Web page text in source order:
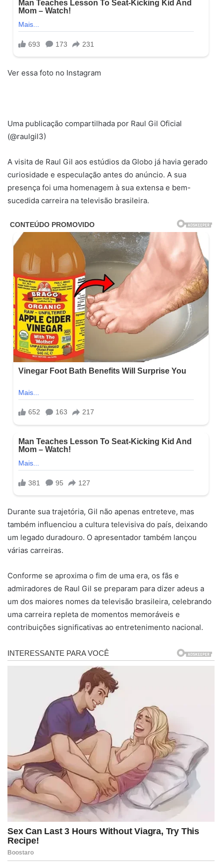
Ver essa foto no Instagram
Uma publicação compartilhada por Raul Gil Oficial
(@raulgil3)
A visita de Raul Gil aos estúdios da Globo já havia gerado
curiosidade e especulação antes do anúncio. A sua
presença foi uma homenagem à sua extensa e bem-
sucedida carreira na televisão brasileira.
Durante sua trajetória, Gil não apenas entreteve, mas
também influenciou a cultura televisiva do país, deixando
um legado duradouro. O apresentador também lançou
várias carreiras.
Conforme se aproxima o fim de uma era, os fãs e
admiradores de Raul Gil se preparam para dizer adeus a
um dos maiores nomes da televisão brasileira, celebrando
uma carreira repleta de momentos memoráveis e
contribuições significativas ao entretenimento nacional.